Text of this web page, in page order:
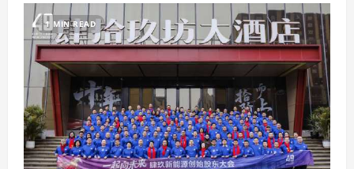
XMC
乾
崑
数
字
底
盘
引
擎，
让
每
一
次
出
发，
1 MIN READ